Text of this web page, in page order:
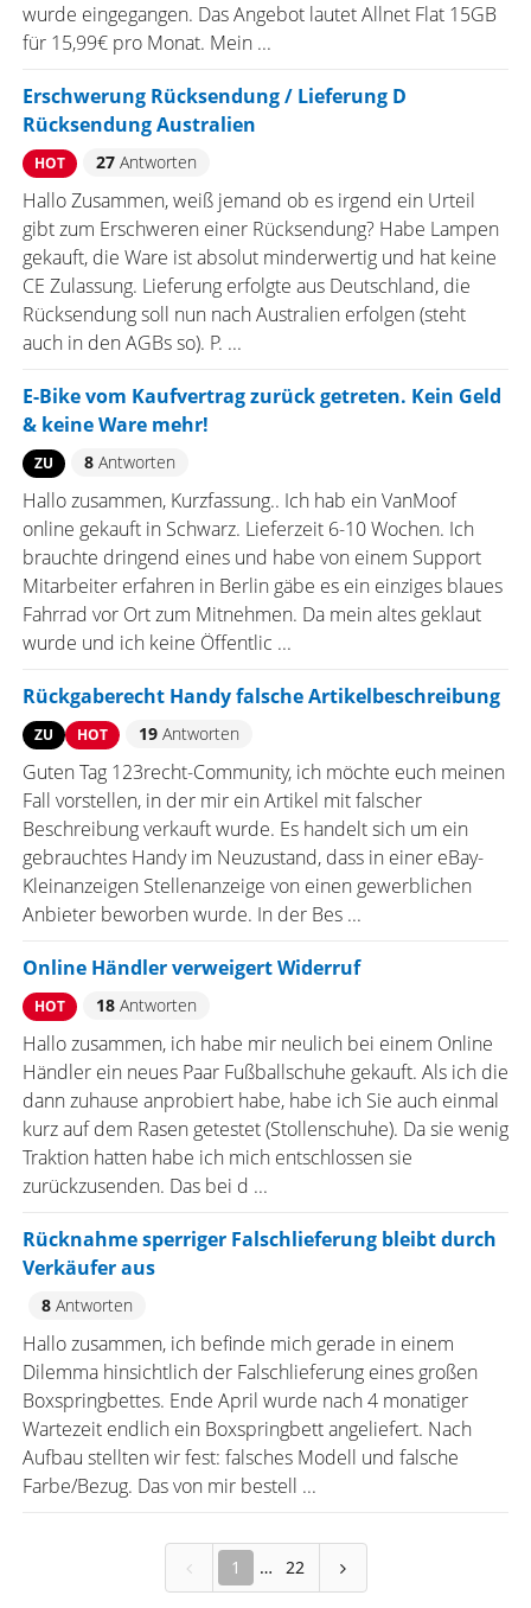
wurde eingegangen. Das Angebot lautet Allnet Flat 15GB
für 15,99€ pro Monat. Mein ...
Erschwerung Rücksendung / Lieferung D
Rücksendung Australien
HOT 27Antworten
Hallo Zusammen, weiß jemand ob es irgend ein Urteil
gibt zum Erschweren einer Rücksendung? Habe Lampen
gekauft, die Ware ist absolut minderwertig und hat keine
CE Zulassung. Lieferung erfolgte aus Deutschland, die
Rücksendung soll nun nach Australien erfolgen (steht
auch in den AGBs so). P. ...
E-Bike vom Kaufvertrag zurück getreten. Kein Geld
& keine Ware mehr!
ZU 8Antworten
Hallo zusammen, Kurzfassung.. Ich hab ein VanMoof
online gekauft in Schwarz. Lieferzeit 6-10 Wochen. Ich
brauchte dringend eines und habe von einem Support
Mitarbeiter erfahren in Berlin gäbe es ein einziges blaues
Fahrrad vor Ort zum Mitnehmen. Da mein altes geklaut
wurde und ich keine Öffentlic ...
Rückgaberecht Handy falsche Artikelbeschreibung
ZU HOT 19Antworten
Guten Tag 123recht-Community, ich möchte euch meinen
Fall vorstellen, in der mir ein Artikel mit falscher
Beschreibung verkauft wurde. Es handelt sich um ein
gebrauchtes Handy im Neuzustand, dass in einer eBay-
Kleinanzeigen Stellenanzeige von einen gewerblichen
Anbieter beworben wurde. In der Bes ...
Online Händler verweigert Widerruf
HOT 18Antworten
Hallo zusammen, ich habe mir neulich bei einem Online
Händler ein neues Paar Fußballschuhe gekauft. Als ich die
dann zuhause anprobiert habe, habe ich Sie auch einmal
kurz auf dem Rasen getestet (Stollenschuhe). Da sie wenig
Traktion hatten habe ich mich entschlossen sie
zurückzusenden. Das bei d ...
Rücknahme sperriger Falschlieferung bleibt durch
Verkäufer aus
8Antworten
Hallo zusammen, ich befinde mich gerade in einem
Dilemma hinsichtlich der Falschlieferung eines großen
Boxspringbettes. Ende April wurde nach 4 monatiger
Wartezeit endlich ein Boxspringbett angeliefert. Nach
Aufbau stellten wir fest: falsches Modell und falsche
Farbe/Bezug. Das von mir bestell ...
1 22